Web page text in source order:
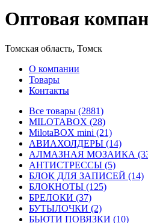
Оптовая
Томская область, Томск
О компании
Товары
Контакты
Все товары (2881)
MILOTABOX (28)
MilotaBOX mini (21)
АВИАХОЛДЕРЫ (14)
АЛМАЗНАЯ МОЗАИКА
АНТИСТРЕССЫ (5)
БЛОК ДЛЯ ЗАПИСЕЙ (14)
БЛОКНОТЫ (125)
БРЕЛОКИ (37)
БУТЫЛОЧКИ (2)
БЬЮТИ ПОВЯЗКИ (10)